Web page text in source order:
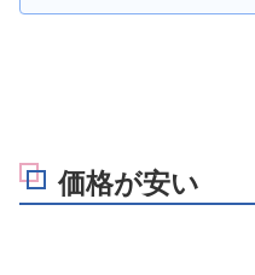
価格が安い